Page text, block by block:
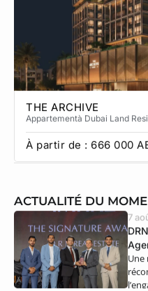
THE ARCHIVE
Appartementà Dubai Land
À partir de : 666 000
ACTUALITÉ DU
7